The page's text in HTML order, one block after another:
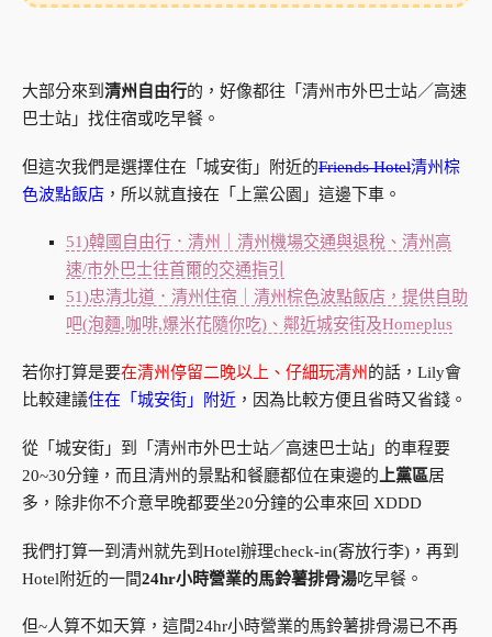
大部分來到 清州自由行的，好像都往「清州市外巴士站／高速
巴士站」找住宿或吃早餐。
但這次我們是選擇住在「城安街」附近的Friends Hotel清州棕
色波點飯店 ，所以就直接在「上黨公園」這邊下車。
51)韓國自由行．清州｜清州機場交通與退稅、清州高
速/市外巴士往首爾的交通指引
51)忠清北道．清州住宿｜清州棕色波點飯店，提供自助
吧(泡麵,咖啡,爆米花隨你吃)、鄰近城安街及Homeplus
若你打算是要在清州停留二晚以上、仔細玩清州 的話，Lily會
比較建議住在「城安街」附近 ，因為比較方便且省時又省錢。
從「城安街」到「清州市外巴士站／高速巴士站」的車程要
20~30分鐘，而且清州的景點和餐廳都位在東邊的 上黨區居
多，除非你不介意早晚都要坐20分鐘的公車來回 XDDD
我們打算一到清州就先到Hotel辦理check-in(寄放行李)，再到
Hotel附近的一間24hr小時營業的馬鈴薯排骨湯吃早餐。
但~人算不如天算，這間24hr小時營業的馬鈴薯排骨湯已不再